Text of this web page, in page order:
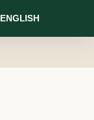
ENGLISH